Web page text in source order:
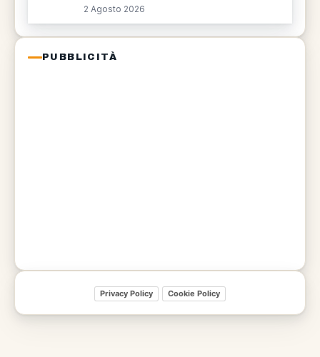
2 Agosto 2026
PUBBLICITÀ
Privacy Policy Cookie Policy